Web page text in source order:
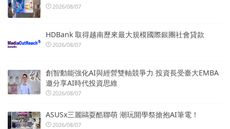
2026/08/07
HDBank 取得越南歷來最大規模國際銀團社會貸款
2026/08/07
創智動能強化AI與經營雙軸競爭力 投資長受臺大EMBA
邀分享AI時代投資思維
2026/08/07
ASUSx三麗鷗耍酷聯萌 潮玩開學祭搶抱AI筆電！
2026/08/07